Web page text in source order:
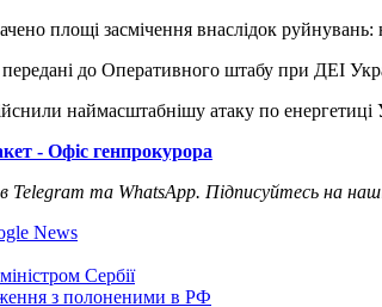
площі засмічення внаслідок
передані до Оперативного штабу при ДЕІ
наймасштабнішу атаку по енергетиці
- Офіс генпрокурора
в Telegram та WhatsApp. Підписуйтесь на
News
Сербії
з полоненими в РФ